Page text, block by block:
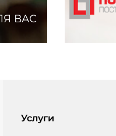
ВАС
Услуги